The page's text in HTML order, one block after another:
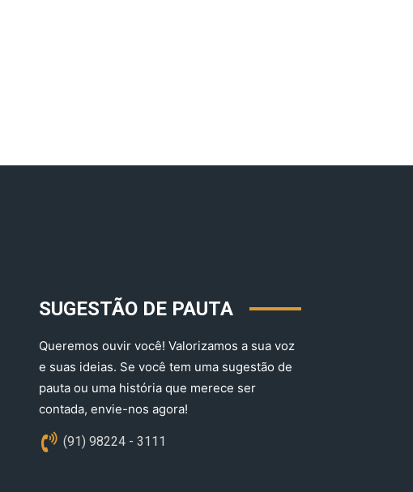
SUGESTÃO DE PAUTA
Queremos ouvir você! Valorizamos a sua voz
e suas ideias. Se você tem uma sugestão de
pauta ou uma história que merece ser
contada, envie-nos agora!
(91) 98224 - 3111